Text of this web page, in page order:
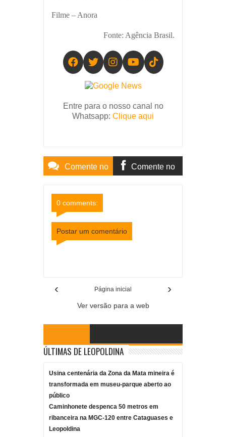
Filme – Anora
Fonte: Agência Brasil.
Entre para o nosso canal no
Whatsapp: Clique aqui
Comente no Comente no
0 comments:
Postar um comentário
‹ ›
Página inicial
Ver versão para a web
ÚLTIMAS DE LEOPOLDINA
Usina centenária da Zona da Mata mineira é
transformada em museu-parque aberto ao
público
Caminhonete despenca 50 metros em
ribanceira na MGC-120 entre Cataguases e
Leopoldina